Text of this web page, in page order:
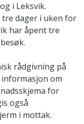
i Leksvik.
dager i uken for
har åpent tre
rådgivning på
om
for
også
i mottak.